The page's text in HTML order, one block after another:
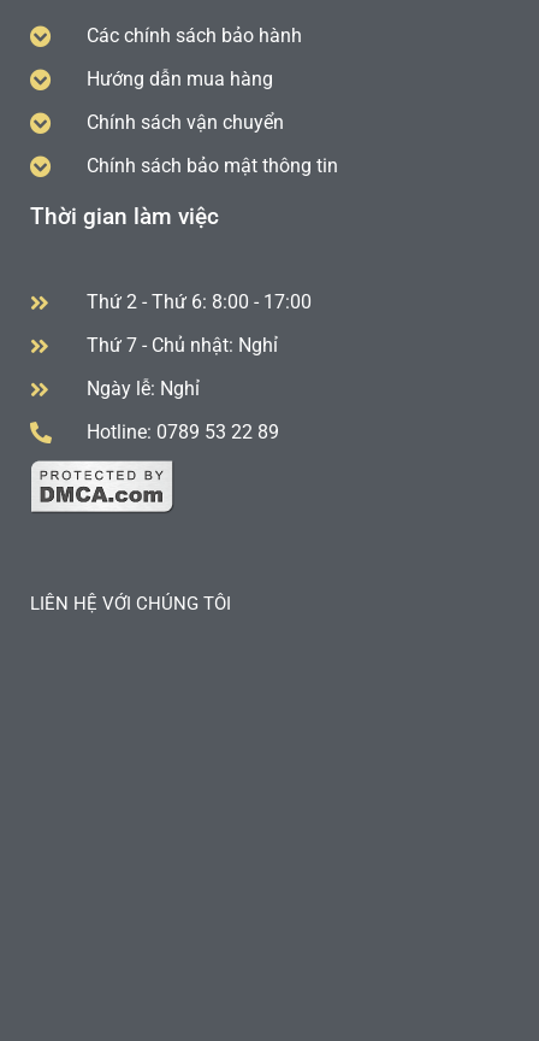
Các chính sách bảo hành
Hướng dẫn mua hàng
Chính sách vận chuyển
Chính sách bảo mật thông tin
Thời gian làm việc
Thứ 2 - Thứ 6: 8:00 - 17:00
Thứ 7 - Chủ nhật: Nghỉ
Ngày lễ: Nghỉ
Hotline: 0789 53 22 89
LIÊN HỆ VỚI CHÚNG TÔI